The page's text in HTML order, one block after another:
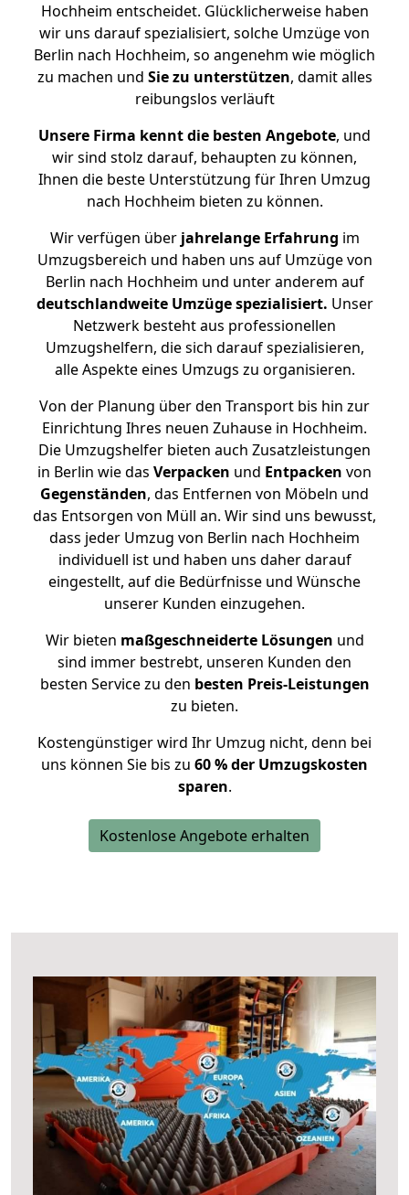
Hochheim entscheidet. Glücklicherweise haben
wir uns darauf spezialisiert, solche Umzüge von
Berlin nach Hochheim, so angenehm wie möglich
zu machen und Sie zu unterstützen, damit alles
reibungslos verläuft
Unsere Firma kennt die besten Angebote, und
wir sind stolz darauf, behaupten zu können,
Ihnen die beste Unterstützung für Ihren Umzug
nach Hochheim bieten zu können.
Wir verfügen überjahrelange Erfahrung im
Umzugsbereich und haben uns auf Umzüge von
Berlin nach Hochheim und unter anderem auf
deutschlandweite Umzüge spezialisiert. Unser
Netzwerk besteht aus professionellen
Umzugshelfern, die sich darauf spezialisieren,
alle Aspekte eines Umzugs zu organisieren.
Von der Planung über den Transport bis hin zur
Einrichtung Ihres neuen Zuhause in Hochheim.
Die Umzugshelfer bieten auch Zusatzleistungen
in Berlin wie das Verpacken und Entpacken von
Gegenständen, das Entfernen von Möbeln und
das Entsorgen von Müll an. Wir sind uns bewusst,
dass jeder Umzug von Berlin nach Hochheim
individuell ist und haben uns daher darauf
eingestellt, auf die Bedürfnisse und Wünsche
unserer Kunden einzugehen.
Wir bieten maßgeschneiderte Lösungen und
sind immer bestrebt, unseren Kunden den
besten Service zu den besten Preis-Leistungen
zu bieten.
Kostengünstiger wird Ihr Umzug nicht, denn bei
uns können Sie bis zu 60 % der Umzugskosten
sparen.
Kostenlose Angebote erhalten